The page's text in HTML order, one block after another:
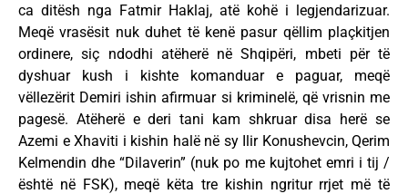
ca ditësh nga Fatmir Haklaj, atë kohë i legjendarizuar.
Meqë vrasësit nuk duhet të kenë pasur qëllim plaçkitjen
ordinere, siç ndodhi atëherë në Shqipëri, mbeti për të
dyshuar kush i kishte komanduar e paguar, meqë
vëllezërit Demiri ishin afirmuar si kriminelë, që vrisnin me
pagesë. Atëherë e deri tani kam shkruar disa herë se
Azemi e Xhaviti i kishin halë në sy Ilir Konushevcin, Qerim
Kelmendin dhe “Dilaverin” (nuk po me kujtohet emri i tij /
është në FSK), meqë këta tre kishin ngritur rrjet më të